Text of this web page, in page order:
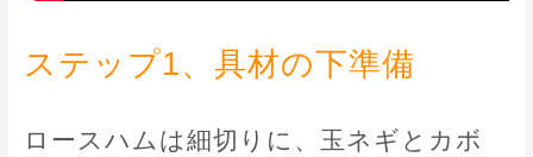
ステップ1、具材の下準備
ロースハムは細切りに、玉ネギとカボ